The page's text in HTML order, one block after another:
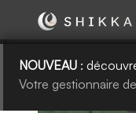
NOUVEAU :
Votre gestionnaire